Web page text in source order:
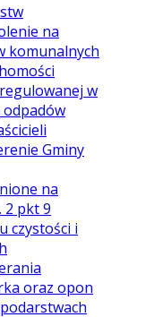
na
komunalnych
w
Gminy
na
2 pkt 9
czystości i
oraz opon